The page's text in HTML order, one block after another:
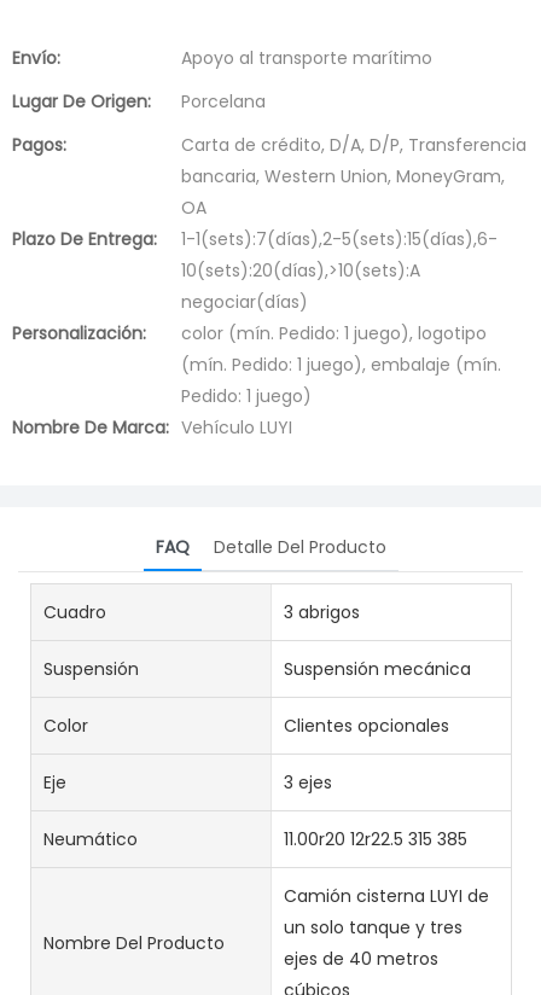
Envío:
Apoyo al transporte marítimo
Lugar De Origen:
Porcelana
Pagos:
Carta de crédito, D/A, D/P, Transferencia
bancaria, Western Union, MoneyGram,
OA
Plazo De Entrega:
1-1(sets):7(días),2-5(sets):15(días),6-
10(sets):20(días),>10(sets):A
negociar(días)
Personalización:
color (mín. Pedido: 1 juego), logotipo
(mín. Pedido: 1 juego), embalaje (mín.
Pedido: 1 juego)
Nombre De Marca: Vehículo LUYI
FAQ Detalle Del Producto
Cuadro 3 abrigos
Suspensión Suspensión mecánica
Color Clientes opcionales
Eje 3 ejes
Neumático 11.00r20 12r22.5 315 385
Nombre Del Producto
Camión cisterna LUYI de
un solo tanque y tres
ejes de 40 metros
cúbicos